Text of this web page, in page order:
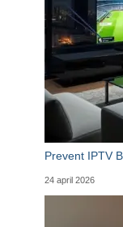
Prevent IPTV
24 april 2026